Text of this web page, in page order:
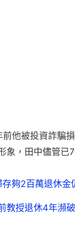
前他被投資詐騙
象，田中儘管已
存夠2百萬退休
教授退休4年瀕